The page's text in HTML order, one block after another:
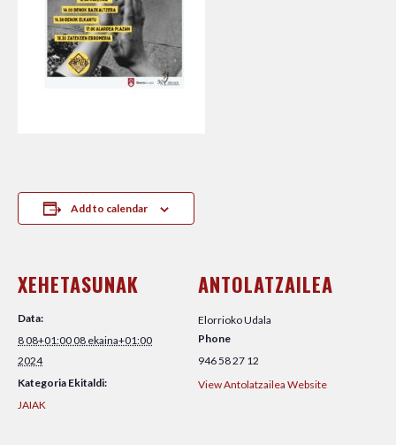
Add to calendar
XEHETASUNAK
Data:
8 08+01:00 08 ekaina+01:00
2024
Kategoria Ekitaldi:
JAIAK
ANTOLATZAILEA
Elorrioko Udala
Phone
946 58 27 12
View Antolatzailea Website